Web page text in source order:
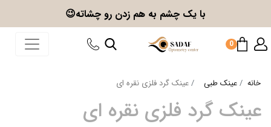
با یک چشم به هم زدن رو چشاته😉
0
خانه عینک طبی عینک گرد فلزی نقره ای
عینک گرد فلزی نقره ای